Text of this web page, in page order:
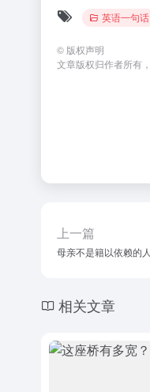
英语一句话
© 版权声明
文章版权归作者所有
上一篇
母亲不是籍以依赖的
相关文章